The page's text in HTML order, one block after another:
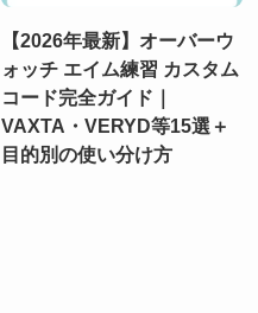
【2026年最新】オーバーウ
ォッチ エイム練習 カスタム
コード完全ガイド｜
VAXTA・VERYD等15選＋
目的別の使い分け方